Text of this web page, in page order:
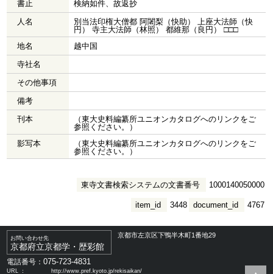
書止
検納如件、故返抄
人名
別当法印権大僧都 阿闍梨（快助） 上座大法師（快
円） 寺主大法師（林照） 都維那（良円） □□□
地名
越中国
寺社名
その他事項
備考
刊本
（東大史料編纂所ユニオンカタログへのリンクをご
参照ください。）
影写本
（東大史料編纂所ユニオンカタログへのリンクをご
参照ください。）
東寺文書検索システムの文書番号 1000140050000
document_id 4767
item_id 3448
お問い合わせ先
京都府立京都学・歴彩館
京都市左京区下鴨半木町1番地29
電話番号：075-723-4831
URL ： http://www.pref.kyoto.jp/rekisaikan/